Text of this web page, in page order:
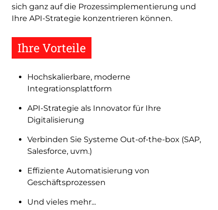
sich ganz auf die Prozessimplementierung und
Ihre API-Strategie konzentrieren können.
Ihre Vorteile
Hochskalierbare, moderne
Integrationsplattform
API-Strategie als Innovator für Ihre
Digitalisierung
Verbinden Sie Systeme Out-of-the-box (SAP,
Salesforce, uvm.)
Effiziente Automatisierung von
Geschäftsprozessen
Und vieles mehr...